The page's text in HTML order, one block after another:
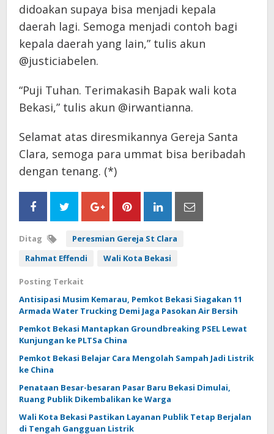
didoakan supaya bisa menjadi kepala
daerah lagi. Semoga menjadi contoh bagi
kepala daerah yang lain,” tulis akun
@justiciabelen.
“Puji Tuhan. Terimakasih Bapak wali kota
Bekasi,” tulis akun @irwantianna.
Selamat atas diresmikannya Gereja Santa
Clara, semoga para ummat bisa beribadah
dengan tenang. (*)
Ditag
Peresmian Gereja St Clara
Rahmat Effendi
Wali Kota Bekasi
Posting Terkait
Antisipasi Musim Kemarau, Pemkot Bekasi Siagakan 11
Armada Water Trucking Demi Jaga Pasokan Air Bersih
Pemkot Bekasi Mantapkan Groundbreaking PSEL Lewat
Kunjungan ke PLTSa China
Pemkot Bekasi Belajar Cara Mengolah Sampah Jadi Listrik
ke China
Penataan Besar-besaran Pasar Baru Bekasi Dimulai,
Ruang Publik Dikembalikan ke Warga
Wali Kota Bekasi Pastikan Layanan Publik Tetap Berjalan
di Tengah Gangguan Listrik